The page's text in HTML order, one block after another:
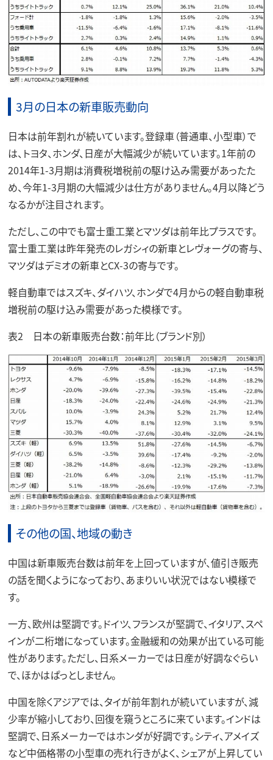
3月の日本の新車販売動向
日本は前年割れが続いています。登録車（普通車、小型車）で
は、トヨタ、ホンダ、日産が大幅減少が続いています。1年前の
2014年1-3月期は消費税増税前の駆け込み需要があったた
め、今年1-3月期の大幅減少は仕方がありません。4月以降どう
なるかが注目されます。
ただし、この中でも富士重工業とマツダは前年比プラスです。
富士重工業は昨年発売のレガシィの新車とレヴォーグの寄与、
マツダはデミオの新車とCX-3の寄与です。
軽自動車ではスズキ、ダイハツ、ホンダで4月からの軽自動車税
増税前の駆け込み需要があった模様です。
表2 日本の新車販売台数：前年比（ブランド別）
その他の国、地域の動き
中国は新車販売台数は前年を上回っていますが、値引き販売
の話を聞くようになっており、あまりいい状況ではない模様で
す。
一方、欧州は堅調です。ドイツ、フランスが堅調で、イタリア、スペ
インが二桁増になっています。金融緩和の効果が出ている可能
性があります。ただし、日系メーカーでは日産が好調なぐらい
で、ほかはぱっとしません。
中国を除くアジアでは、タイが前年割れが続いていますが、減
少率が縮小しており、回復を窺うところに来ています。インドは
堅調で、日系メーカーではホンダが好調です。シティ、アメイズ
など中価格帯の小型車の売れ行きがよく、シェアが上昇してい